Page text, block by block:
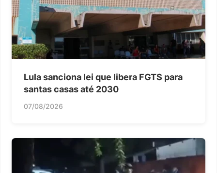
Lula sanciona lei que libera FGTS para
santas casas até 2030
07/08/2026